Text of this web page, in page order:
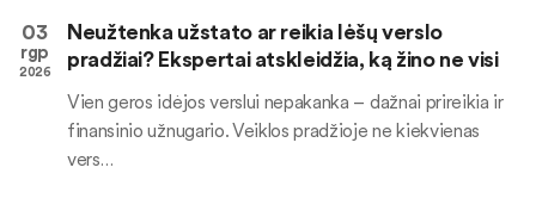
03
rgp
2026
Neužtenka užstato ar reikia lėšų verslo
pradžiai? Ekspertai atskleidžia, ką žino ne visi
Vien geros idėjos verslui nepakanka – dažnai prireikia ir
finansinio užnugario. Veiklos pradžioje ne kiekvienas
vers…